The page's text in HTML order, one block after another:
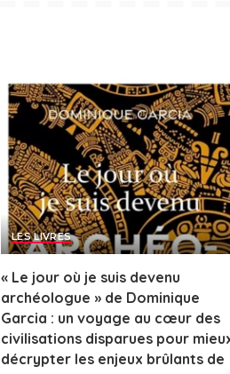
LES LIVRES
« Le jour où je suis devenu
archéologue » de Dominique
Garcia : un voyage au cœur des
civilisations disparues pour
décrypter les enjeux brûlants de